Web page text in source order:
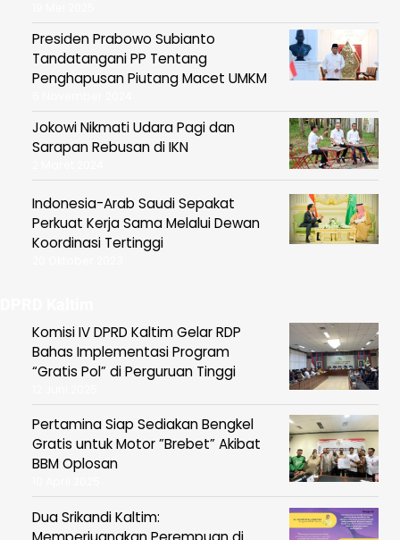
Presiden Prabowo Subianto
Tandatangani PP Tentang
Penghapusan Piutang Macet UMKM
Jokowi Nikmati Udara Pagi dan
Sarapan Rebusan di IKN
Indonesia-Arab Saudi Sepakat
Perkuat Kerja Sama Melalui Dewan
Koordinasi Tertinggi
Komisi IV DPRD Kaltim Gelar RDP
Bahas Implementasi Program
“Gratis Pol” di Perguruan Tinggi
Pertamina Siap Sediakan Bengkel
Gratis untuk Motor ”Brebet” Akibat
BBM Oplosan
Dua Srikandi Kaltim: